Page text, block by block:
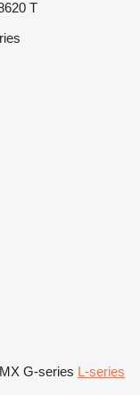
T
G-series L-series